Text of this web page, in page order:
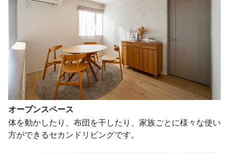
オープンスペース
体を動かしたり、布団を干したり、家族ごとに様々な使い
方ができるセカンドリビングです。